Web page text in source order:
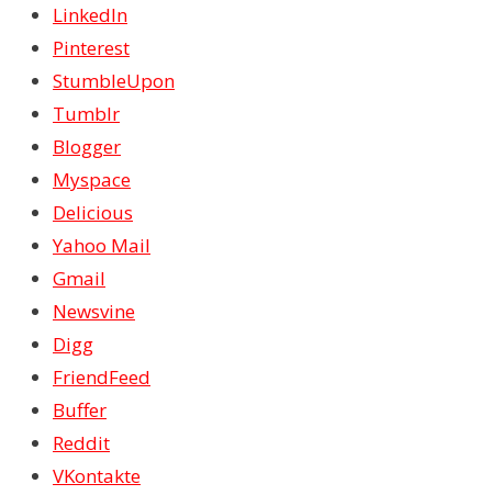
LinkedIn
Pinterest
StumbleUpon
Tumblr
Blogger
Myspace
Delicious
Yahoo Mail
Gmail
Newsvine
Digg
FriendFeed
Buffer
Reddit
VKontakte